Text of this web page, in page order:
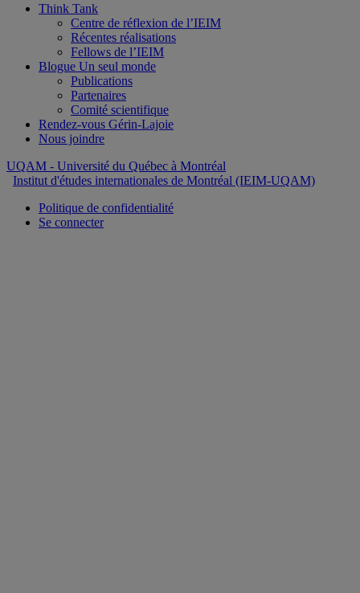
Think Tank
Centre de réflexion de l’IEIM
Récentes réalisations
Fellows de l’IEIM
Blogue Un seul monde
Publications
Partenaires
Comité scientifique
Rendez-vous Gérin-Lajoie
Nous joindre
UQAM - Université du Québec à Montréal
Institut d'études internationales de Montréal (IEIM-UQAM)
Politique de confidentialité
Se connecter